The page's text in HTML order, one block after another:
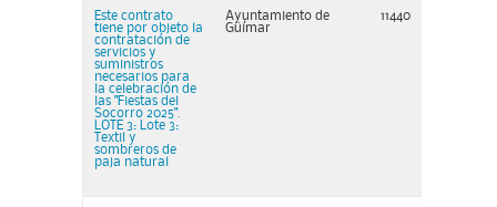
Este contrato
tiene por objeto la
contratación de
servicios y
suministros
necesarios para
la celebración de
las "Fiestas del
Socorro 2025".
LOTE 3: Lote 3:
Textil y
sombreros de
paja natural
Ayuntamiento de
Güímar
11440